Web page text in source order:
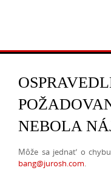
NEBOLA
Môže sa jednať o
bang@jurosh.com.